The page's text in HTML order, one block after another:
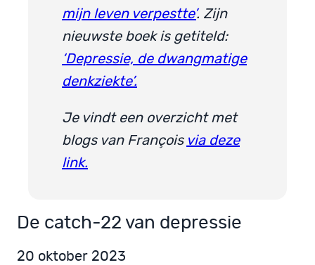
mijn leven verpestte’. Zijn
nieuwste boek is getiteld:
‘Depressie, de dwangmatige
denkziekte’.
Je vindt een overzicht met
blogs van François via deze
link.
De catch­-22 van depressie
20 oktober 2023